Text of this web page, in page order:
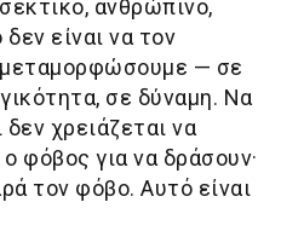
ανθρώπινο,
είναι να τον
— σε
σε δύναμη. Να
χρειάζεται να
φόβος για να δράσουν·
τον φόβο. Αυτό είναι